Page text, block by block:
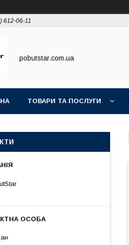
612-06-11
pobutstar.com.ua
ТОВАРИ ТА ПОСЛУГИ